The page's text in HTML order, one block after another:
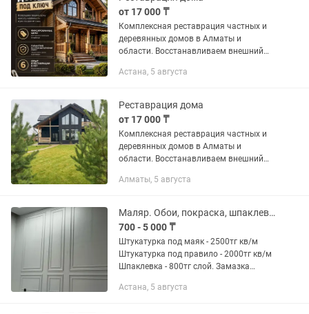
от 17 000 ₸
Комплексная реставрация частных и
деревянных домов в Алматы и
области. Восстанавливаем внешний
полным обновлением фасада и
Реставрацию...
Астана, 5 августа
Реставрация дома
от 17 000 ₸
Комплексная реставрация частных и
деревянных домов в Алматы и
области. Восстанавливаем внешний
полным обновлением фасада и
Реставрацию...
Алматы, 5 августа
Маляр. Обои, покраска, шпаклевка под лампу
700 - 5 000 ₸
Штукатурка под маяк - 2500тг кв/м
Штукатурка под правило - 2000тг кв/м
Шпаклевка - 800тг слой. Замазка
потолка - 750тг слой. Поклейка обоев -
Астана, 5 августа